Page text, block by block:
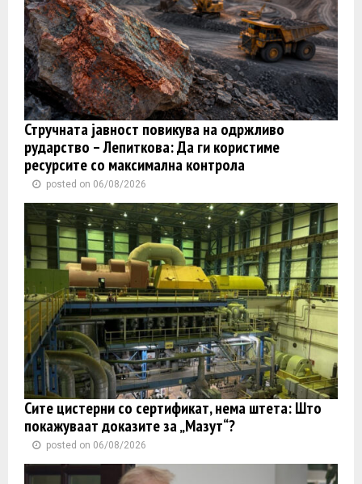
Стручната јавност повикува на одржливо
рударство – Лепиткова: Да ги користиме
ресурсите со максимална контрола
posted on 06/08/2026
Сите цистерни со сертификат, нема штета: Што
покажуваат доказите за „Мазут“?
posted on 06/08/2026